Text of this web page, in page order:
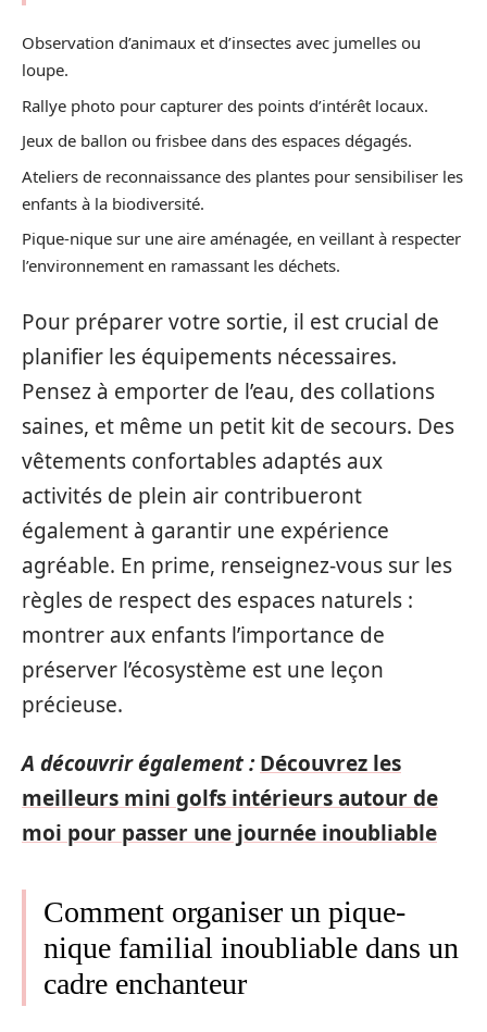
Observation d’animaux et d’insectes avec jumelles ou
loupe.
Rallye photo pour capturer des points d’intérêt locaux.
Jeux de ballon ou frisbee dans des espaces dégagés.
Ateliers de reconnaissance des plantes pour sensibiliser les
enfants à la biodiversité.
Pique-nique sur une aire aménagée, en veillant à respecter
l’environnement en ramassant les déchets.
Pour préparer votre sortie, il est crucial de
planifier les équipements nécessaires.
Pensez à emporter de l’eau, des collations
saines, et même un petit kit de secours. Des
vêtements confortables adaptés aux
activités de plein air contribueront
également à garantir une expérience
agréable. En prime, renseignez-vous sur les
règles de respect des espaces naturels :
montrer aux enfants l’importance de
préserver l’écosystème est une leçon
précieuse.
A découvrir également : Découvrez les
meilleurs mini golfs intérieurs autour de
moi pour passer une journée inoubliable
Comment organiser un pique-
nique familial inoubliable dans un
cadre enchanteur